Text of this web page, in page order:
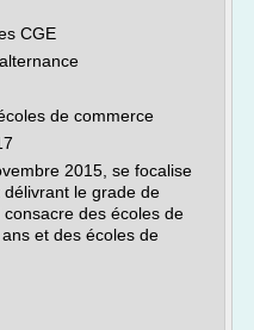
CGE
de commerce
2015, se focalise
le grade de
des écoles de
et des écoles de